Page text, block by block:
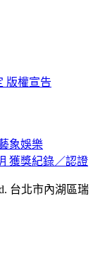
版權宣告
象娛樂
獲獎紀錄／認證
台北市內湖區瑞